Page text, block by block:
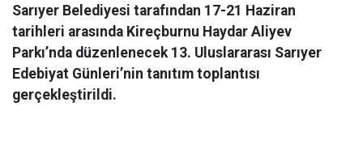
Sarıyer Belediyesi tarafından 17-21 Haziran
tarihleri arasında Kireçburnu Haydar Aliyev
Parkı’nda düzenlenecek 13. Uluslararası Sarıyer
Edebiyat Günleri’nin tanıtım toplantısı
gerçekleştirildi.